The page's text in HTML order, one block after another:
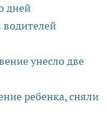
дней
водителей
унесло две
ребенка, сняли